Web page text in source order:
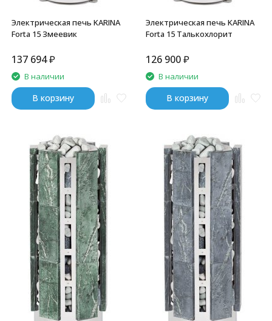
Электрическая печь KARINA
Forta 15 Змеевик
137 694₽
В наличии
В корзину
Электрическая печь KARINA
Forta 15 Талькохлорит
126 900₽
В наличии
В корзину